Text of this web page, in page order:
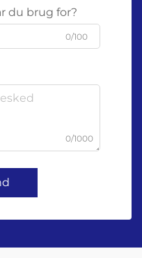
du brug for?
0/100
0/1000